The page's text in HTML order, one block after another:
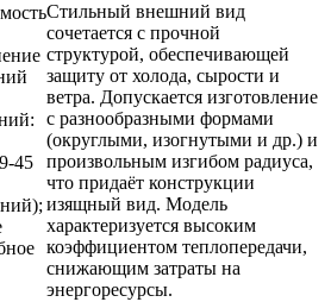
45
Стильный внешний вид
сочетается с прочной
структурой, обеспечивающей
защиту от холода, сырости и
ветра. Допускается изготовление
с разнообразными формами
(округлыми, изогнутыми и др.) и
произвольным изгибом радиуса,
что придаёт конструкции
изящный вид. Модель
характеризуется высоким
коэффициентом теплопередачи,
снижающим затраты на
энергоресурсы.